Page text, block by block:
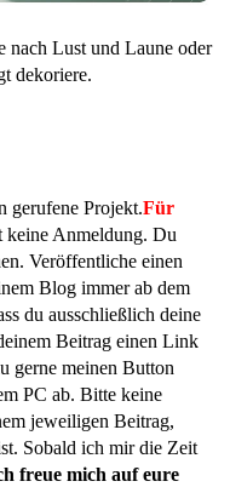
nach Lust und Laune oder
dekoriere.
gerufene Projekt.Für
keine Anmeldung. Du
Veröffentliche einen
Blog immer ab dem
du ausschließlich deine
Beitrag einen Link
gerne meinen Button
PC ab. Bitte keine
jeweiligen Beitrag,
Sobald ich mir die Zeit
freue mich auf eure